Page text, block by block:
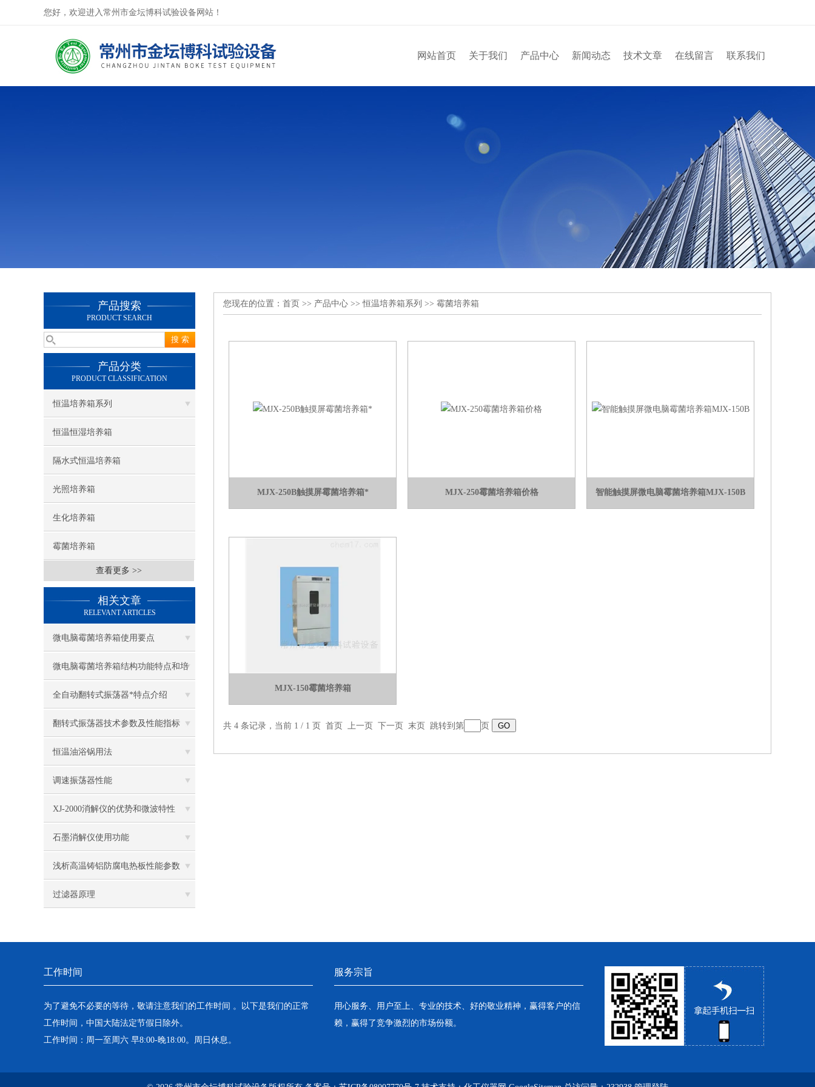
您好，欢迎进入常州市金坛博科试验设备网站！
网站首页 关于我们 产品中心 新闻动态 技术文章 在线留言 联系我们
产品搜索
PRODUCT SEARCH
产品分类
PRODUCT CLASSIFICATION
恒温培养箱系列
恒温恒湿培养箱
隔水式恒温培养箱
光照培养箱
生化培养箱
霉菌培养箱
查看更多 >>
相关文章
RELEVANT ARTICLES
微电脑霉菌培养箱使用要点
微电脑霉菌培养箱结构功能特点和培
养环境
全自动翻转式振荡器*特点介绍
翻转式振荡器技术参数及性能指标
恒温油浴锅用法
调速振荡器性能
XJ-2000消解仪的优势和微波特性
石墨消解仪使用功能
浅析高温铸铝防腐电热板性能参数
过滤器原理
您现在的位置： 首页 >> 产品中心 >>恒温培养箱系列 >> 霉菌培养箱
MJX-250B触摸屏霉菌培养箱* MJX-250霉菌培养箱价格 智能触摸屏微电脑霉菌培养箱MJX-150B
MJX-150霉菌培养箱
共 4 条记录，当前 1 / 1 页 首页 上一页 下一页 末页 跳转到第 页
工作时间
为了避免不必要的等待，敬请注意我们的工作时间 。以下是我们的正常
工作时间，中国大陆法定节假日除外。
工作时间：周一至周六 早8:00-晚18:00。周日休息。
服务宗旨
用心服务、用户至上、专业的技术、好的敬业精神，赢得客户的信
赖，赢得了竞争激烈的市场份额。